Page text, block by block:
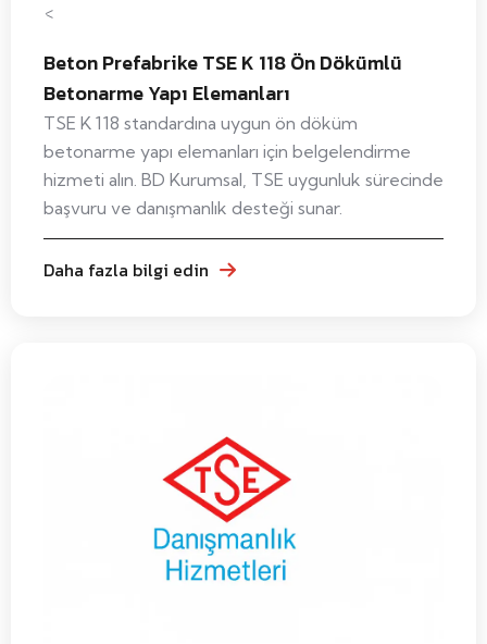
<
Beton Prefabrike TSE K 118 Ön Dökümlü
Betonarme Yapı Elemanları
TSE K 118 standardına uygun ön döküm
betonarme yapı elemanları için belgelendirme
hizmeti alın. BD Kurumsal, TSE uygunluk sürecinde
başvuru ve danışmanlık desteği sunar.
Daha fazla bilgi edin